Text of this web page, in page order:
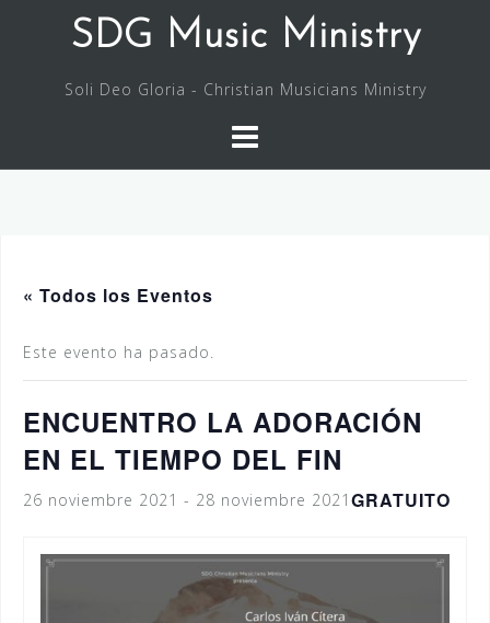
SDG Music Ministry
Soli Deo Gloria - Christian Musicians Ministry
« Todos los Eventos
Este evento ha pasado.
ENCUENTRO LA ADORACIÓN
EN EL TIEMPO DEL FIN
26 noviembre 2021 - 28 noviembre 2021 GRATUITO